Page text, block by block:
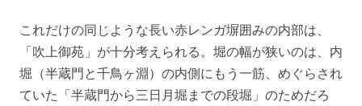
これだけの同じような長い赤レンガ塀囲みの内部は、
「吹上御苑」が十分考えられる。堀の幅が狭いのは、内
堀（半蔵門と千鳥ヶ淵）の内側にもう一筋、めぐらされ
ていた「半蔵門から三日月堀までの段堀」のためだろ